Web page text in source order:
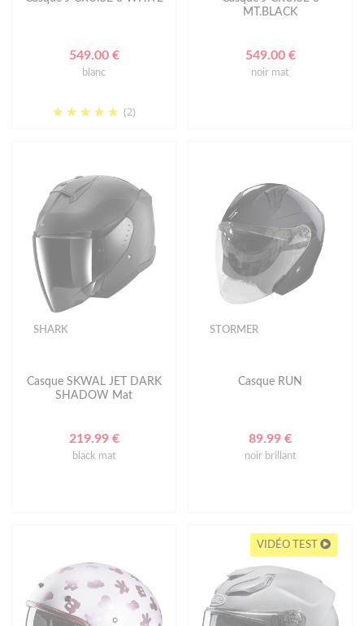
549.00 €
blanc
(2)
MT.BLACK
549.00 €
noir mat
SHARK
Casque SKWAL JET DARK
SHADOW Mat
219.99 €
black mat
STORMER
Casque RUN
89.99 €
noir brillant
VIDÉO TEST